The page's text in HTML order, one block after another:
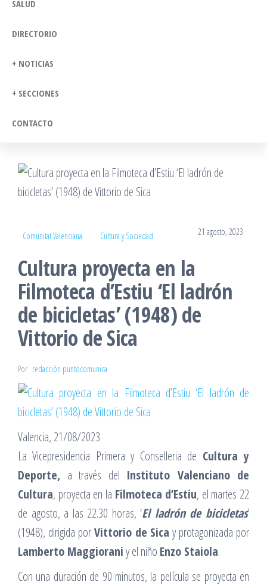
SALUD
DIRECTORIO
+ NOTICIAS
+ SECCIONES
CONTACTO
Comunitat Valenciana Cultura y Sociedad 21 agosto, 2023
Cultura proyecta en la
Filmoteca d’Estiu ‘El ladrón
de bicicletas’ (1948) de
Vittorio de Sica
Por redacción puntocomunica
Valencia, 21/08/2023
La Vicepresidencia Primera y Conselleria de Cultura y
Deporte, a través del Instituto Valenciano de
Cultura, proyecta en la Filmoteca d’Estiu, el martes 22
de agosto, a las 22.30 horas, ‘El ladrón de bicicletas’
(1948), dirigida porVittorio de Sica y protagonizada por
Lamberto Maggioraniy el niño Enzo Staiola.
Con una duración de 90 minutos, la película se proyecta en